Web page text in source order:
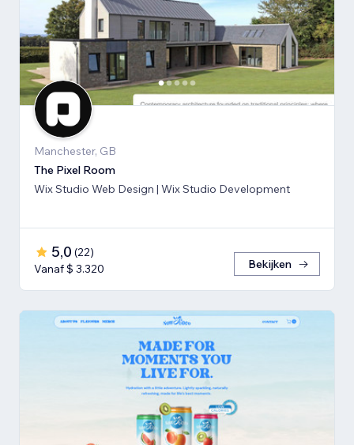
Manchester, GB
The Pixel Room
Wix Studio Web Design | Wix Studio Development
5,0 (22)
Vanaf $ 3.320
Bekijken